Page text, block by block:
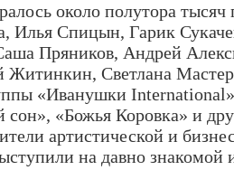
около полутора тысяч
Илья Спицын, Гарик
Пряников, Андрей
Светлана
«Иванушки
«Божья Коровка» и
артистической и
на давно знакомой